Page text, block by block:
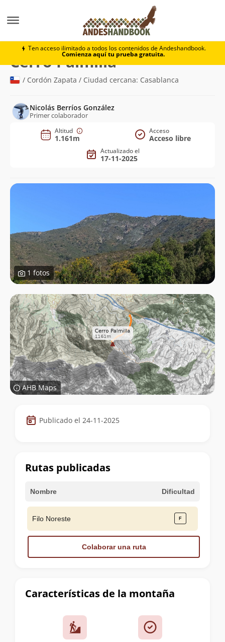
Ten acceso ilimitado a todos los contenidos de Andeshandbook.
Comienza aquí tu prueba gratuita.
Cerro Palmilla
Cerro Palmilla(1.161m)
/ Cordón Zapata / Ciudad cercana: Casablanca
Nicolás Berríos González
Primer colaborador
Altitud
1.161m
Acceso
Acceso libre
Actualizado el
17-11-2025
1 fotos
AHB Maps
Datos
de
cumbre
Publicado el 24-11-2025
Características de la montaña
Rutas publicadas
Nombre Dificultad
Filo Noreste
Colaborar una ruta